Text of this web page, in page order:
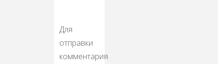
Для
отправки
комментария